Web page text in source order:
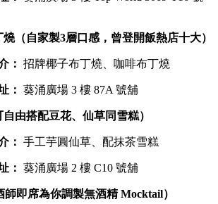
（自家製3層口感，曾登開飯熱店十大）
： 招牌椰子布丁燒、咖啡布丁燒
： 葵涌廣場 3 樓 87A 號舖
由搭配豆花、仙草同雪糕）
： 手工芋圓仙草、配抹茶雪糕
： 葵涌廣場 2 樓 C10 號舖
師即席為你調製無酒精 Mocktail）